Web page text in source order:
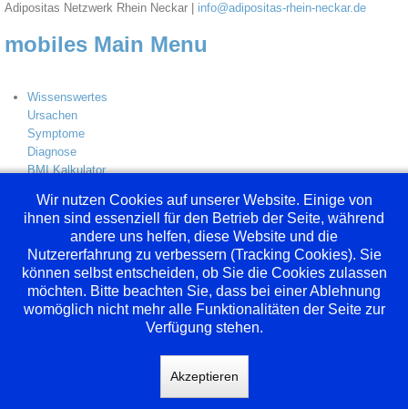
Adipositas Netzwerk Rhein Neckar | info@adipositas-rhein-neckar.de
mobiles Main Menu
Wissenswertes
Ursachen
Symptome
Diagnose
BMI Kalkulator
Therapie
Ernährungstherapie
Chirurgische Therapie
Angebote
Betroffene
Ärzte
interaktive Karte
Wir nutzen Cookies auf unserer Website. Einige von
ihnen sind essenziell für den Betrieb der Seite, während
andere uns helfen, diese Website und die
Nutzererfahrung zu verbessern (Tracking Cookies). Sie
können selbst entscheiden, ob Sie die Cookies zulassen
möchten. Bitte beachten Sie, dass bei einer Ablehnung
womöglich nicht mehr alle Funktionalitäten der Seite zur
Verfügung stehen.
Akzeptieren